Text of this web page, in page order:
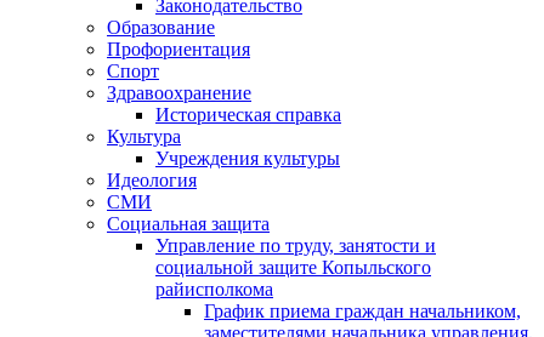
Законодательство
Образование
Профориентация
Спорт
Здравоохранение
Историческая справка
Культура
Учреждения культуры
Идеология
СМИ
Социальная защита
Управление по труду, занятости и
социальной защите Копыльского
райисполкома
График приема граждан начальником,
заместителями начальника управления,